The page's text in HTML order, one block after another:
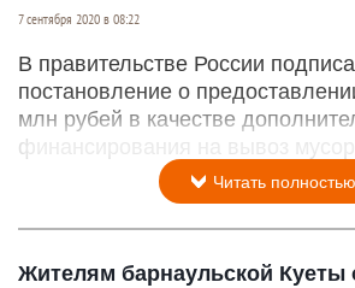
7 сентября 2020 в 08:22
В правительстве России
постановление о
млн рубей в качестве
финансирования на вывоз
Читать полностью
Жителям барнаульской Куеты